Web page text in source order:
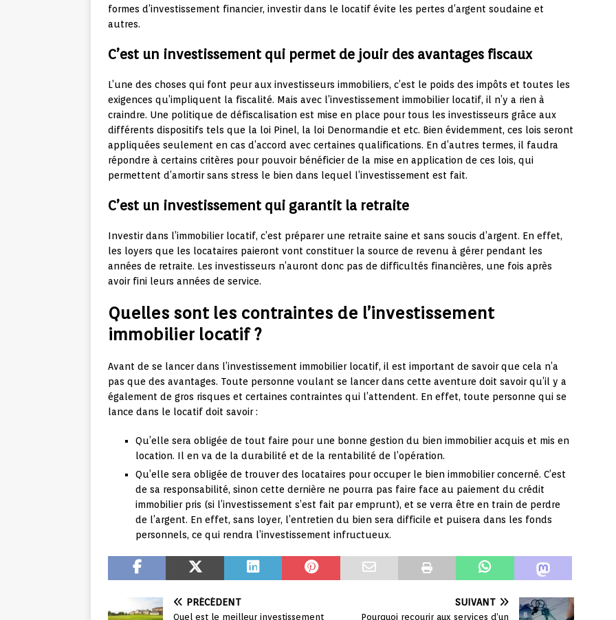
formes d’investissement financier, investir dans le locatif évite les pertes d’argent soudaine et
autres.
C’est un investissement qui permet de jouir des avantages fiscaux
L’une des choses qui font peur aux investisseurs immobiliers, c’est le poids des impôts et toutes les
exigences qu’impliquent la fiscalité. Mais avec l’investissement immobilier locatif, il n’y a rien à
craindre. Une politique de défiscalisation est mise en place pour tous les investisseurs grâce aux
différents dispositifs tels que la loi Pinel, la loi Denormandie et etc. Bien évidemment, ces lois seront
appliquées seulement en cas d’accord avec certaines qualifications. En d’autres termes, il faudra
répondre à certains critères pour pouvoir bénéficier de la mise en application de ces lois, qui
permettent d’amortir sans stress le bien dans lequel l’investissement est fait.
C’est un investissement qui garantit la retraite
Investir dans l’immobilier locatif, c’est préparer une retraite saine et sans soucis d’argent. En effet,
les loyers que les locataires paieront vont constituer la source de revenu à gérer pendant les
années de retraite. Les investisseurs n’auront donc pas de difficultés financières, une fois après
avoir fini leurs années de service.
Quelles sont les contraintes de l’investissement
immobilier locatif ?
Avant de se lancer dans l’investissement immobilier locatif, il est important de savoir que cela n’a
pas que des avantages. Toute personne voulant se lancer dans cette aventure doit savoir qu’il y a
également de gros risques et certaines contraintes qui l’attendent. En effet, toute personne qui se
lance dans le locatif doit savoir :
Qu’elle sera obligée de tout faire pour une bonne gestion du bien immobilier acquis et mis en
location. Il en va de la durabilité et de la rentabilité de l’opération.
Qu’elle sera obligée de trouver des locataires pour occuper le bien immobilier concerné. C’est
de sa responsabilité, sinon cette dernière ne pourra pas faire face au paiement du crédit
immobilier pris (si l’investissement s’est fait par emprunt), et se verra être en train de perdre
de l’argent. En effet, sans loyer, l’entretien du bien sera difficile et puisera dans les fonds
personnels, ce qui rendra l’investissement infructueux.
PRÉCÉDENT
Quel est le meilleur investissement
SUIVANT
Pourquoi recourir aux services d’un